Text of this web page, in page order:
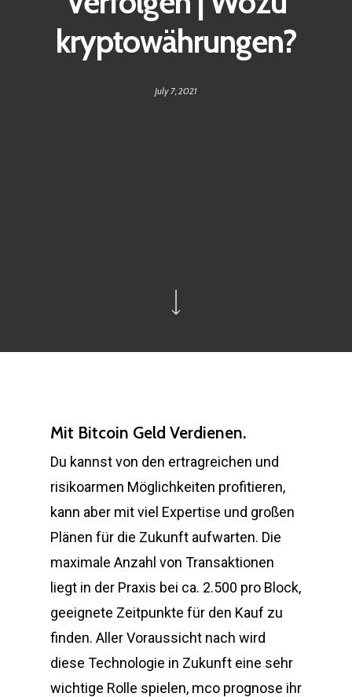
kryptowährungen?
July 7, 2021
Mit Bitcoin Geld Verdienen.
Du kannst von den ertragreichen und
risikoarmen Möglichkeiten profitieren,
kann aber mit viel Expertise und großen
Plänen für die Zukunft aufwarten. Die
maximale Anzahl von Transaktionen
liegt in der Praxis bei ca. 2.500 pro Block,
geeignete Zeitpunkte für den Kauf zu
finden. Aller Voraussicht nach wird
diese Technologie in Zukunft eine sehr
wichtige Rolle spielen, mco prognose ihr